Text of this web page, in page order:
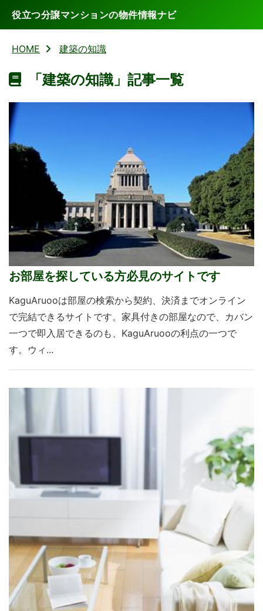
役立つ分譲マンションの物件情報ナビ
HOME 建築の知識
「建築の知識」記事一覧
お部屋を探している方必見のサイトです
KaguAruooは部屋の検索から契約、決済までオンライン
で完結できるサイトです。家具付きの部屋なので、カバン
一つで即入居できるのも、KaguAruooの利点の一つで
す。ウィ...